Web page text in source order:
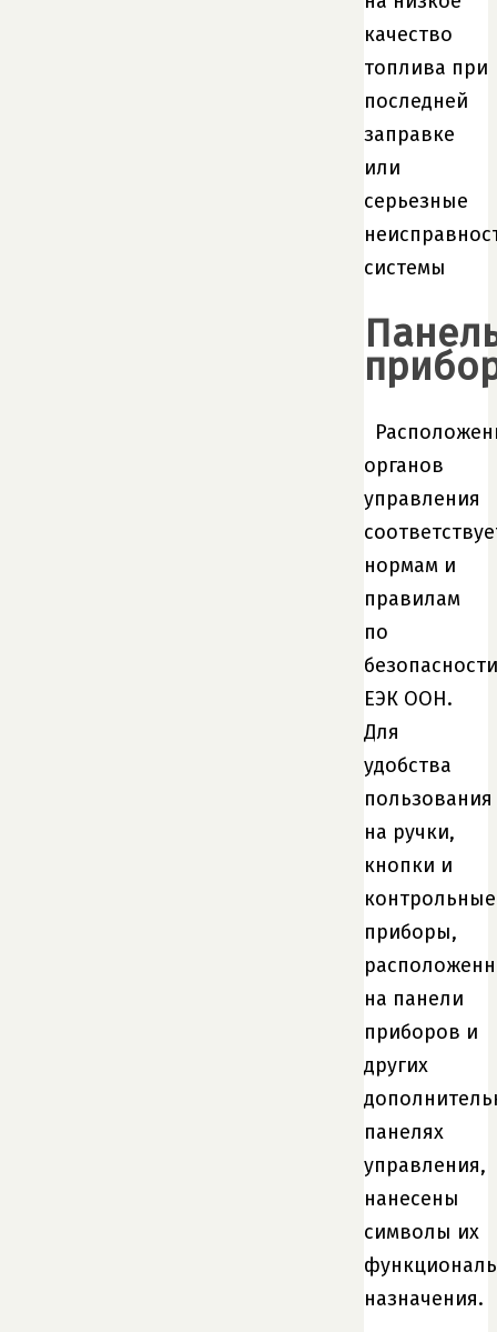
качество
топлива при
последней
заправке
или
серьезные
системы
органов
управления
нормам и
правилам
по
безопасности
ЕЭК ООН.
Для
удобства
пользования
на ручки,
кнопки и
контрольные
приборы,
на панели
приборов и
других
панелях
управления,
нанесены
символы их
назначения.